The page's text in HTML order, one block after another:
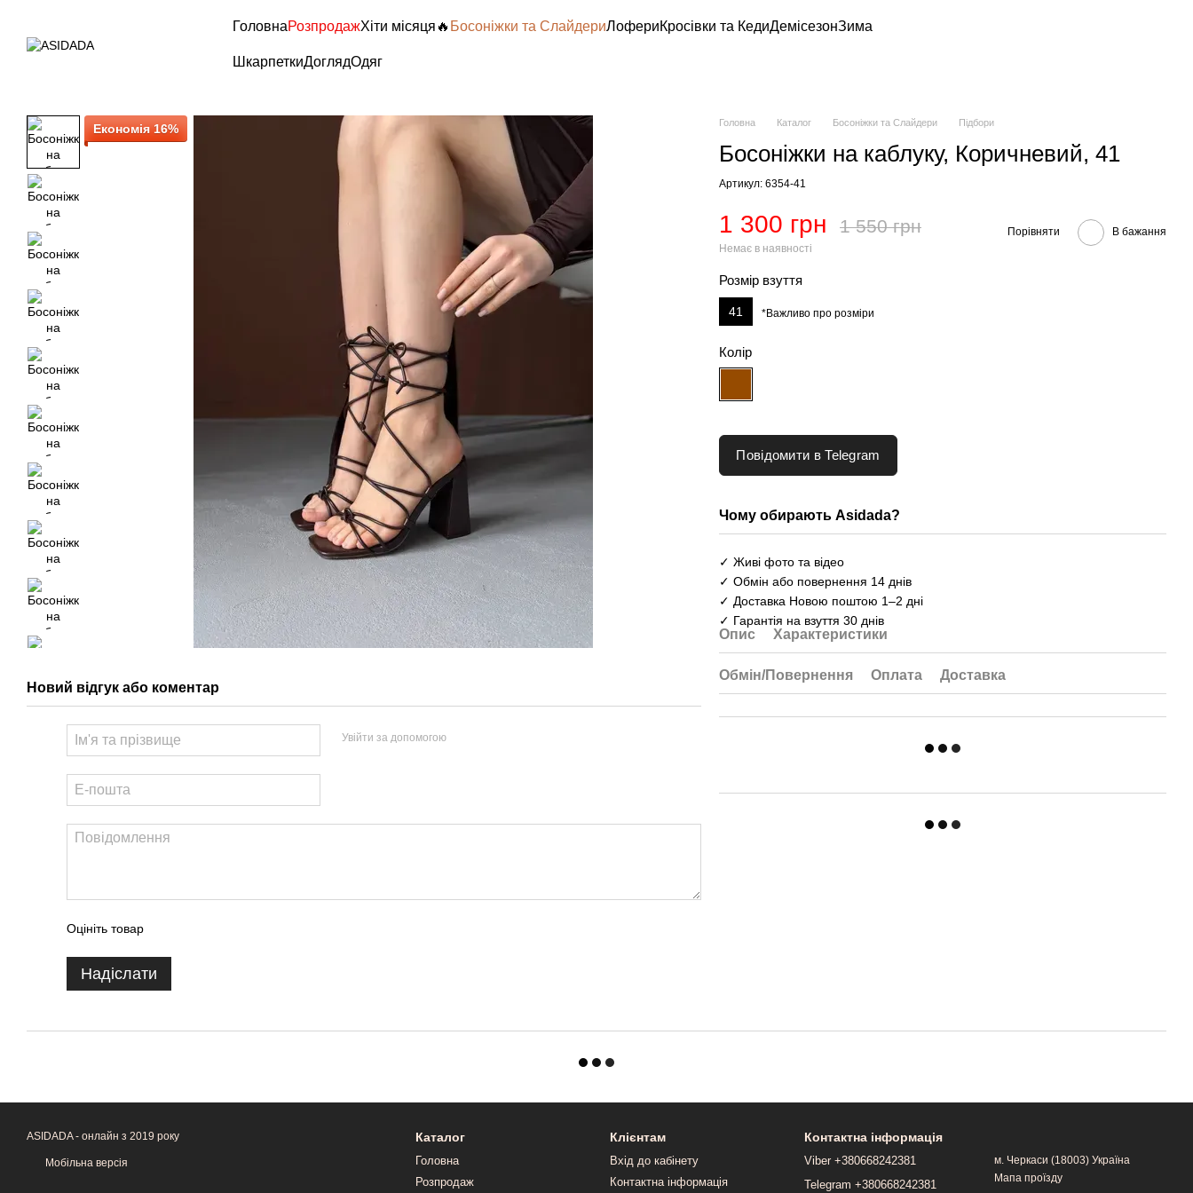
ГоловнаРозпродажХіти місяця🔥 Босоніжки та СлайдериЛофериКросівки та КедиДемісезонЗима
ШкарпеткиДоглядОдяг
Економія 16%
Новий відгук або коментар
Увійти за допомогою
Оцініть товар
Надіслати
Головна Каталог Босоніжки та Слайдери Підбори
Босоніжки на каблуку, Коричневий, 41
Артикул: 6354-41
1 300 грн 1 550 грн
Немає в наявності
Порівняти В бажання
Розмір взуття
41 *Важливо про розміри
Колір
Повідомити в Telegram
Чому обирають Asidada?
✓ Живі фото та відео
✓ Обмін або повернення 14 днів
✓ Доставка Новою поштою 1–2 дні
✓ Гарантія на взуття 30 днів
Опис Характеристики
Обмін/Повернення Оплата Доставка
ASIDADA - онлайн з 2019 року
Мобільна версія
Каталог
Головна
Розпродаж
Клієнтам
Вхід до кабінету
Контактна інформація
Контактна інформація
Viber +380668242381
Telegram +380668242381
м. Черкаси (18003) Україна
Мапа проїзду